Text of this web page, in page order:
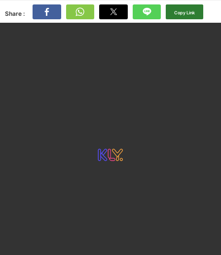
Share : Copy Link